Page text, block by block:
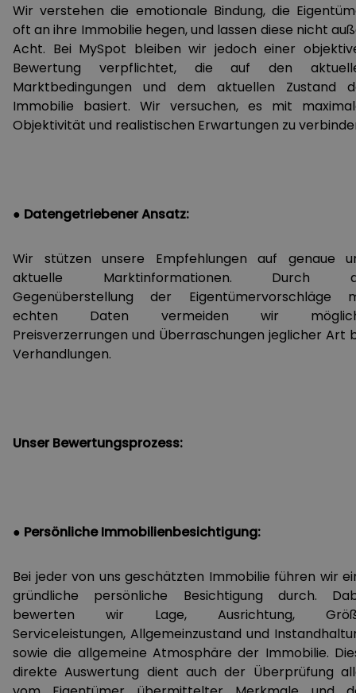
Wir verstehen die emotionale Bindung, die
oft an ihre Immobilie hegen, und lassen diese nicht
Acht. Bei MySpot bleiben wir jedoch einer
Bewertung verpflichtet, die auf den
Marktbedingungen und dem aktuellen Zustand
Immobilie basiert. Wir versuchen, es mit
Objektivität und realistischen Erwartungen zu
● Datengetriebener Ansatz:
Wir stützen unsere Empfehlungen auf genaue
aktuelle Marktinformationen. Durch
Gegenüberstellung der Eigentümervorschläge
echten Daten vermeiden wir
Preisverzerrungen und Überraschungen jeglicher Art
Verhandlungen.
Unser Bewertungsprozess:
● Persönliche Immobilienbesichtigung:
Bei jeder von uns geschätzten Immobilie führen wir
gründliche persönliche Besichtigung durch.
bewerten wir Lage, Ausrichtung,
Serviceleistungen, Allgemeinzustand und
sowie die allgemeine Atmosphäre der Immobilie.
direkte Auswertung dient auch der Überprüfung